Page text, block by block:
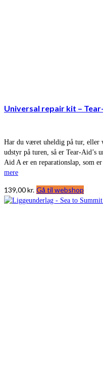
Universal repair kit –
Har du været uheldig på tur, eller
udstyr på turen, så er Tear-Aid’s
Aid A er en reparationslap, som
mere
139,00kr. Gå til webshop